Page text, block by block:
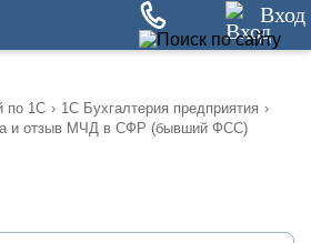
Вход
по 1С › 1С Бухгалтерия предприятия ›
и отзыв МЧД в СФР (бывший ФСС)